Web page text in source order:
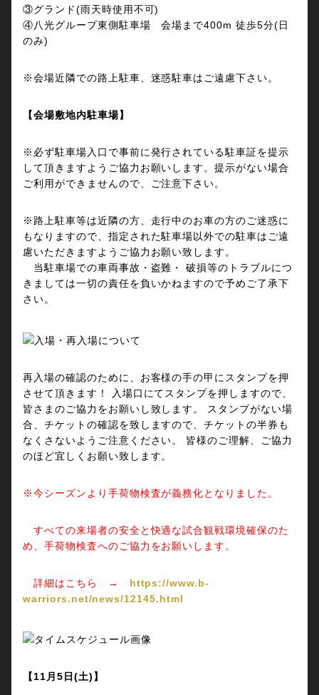
③グランド(雨天時使用不可)
④八光グループ東側駐車場 会場まで400m 徒歩5分(日
のみ)
※会場近隣での路上駐車、迷惑駐車はご遠慮下さい。
【会場敷地内駐車場】
※必ず駐車場入口で事前に発行されている駐車証を提示
して頂きますようご協力お願いします。提示がない場合
ご利用ができませんので、ご注意下さい。
※路上駐車等は近隣の方、走行中のお車の方のご迷惑に
もなりますので、指定された駐車場以外での駐車はご遠
慮いただきますようご協力お願い致します。
当駐車場での車両事故・盗難・ 破損等のトラブルにつ
きましては一切の責任を負いかねますので予めご了承下
さい。
再入場の確認のために、お客様の手の甲にスタンプを押
させて頂きます！ 入場口にてスタンプを押しますので、
皆さまのご協力をお願いし致します。 スタンプがない場
合、チケットの確認を致しますので、チケットの半券も
なくさないようご注意ください。 皆様のご理解、ご協力
のほど宜しくお願い致します。
※今シーズンより手荷物検査が義務化となりました。
すべての来場者の安全と快適な試合観戦環境確保のた
め、手荷物検査へのご協力をお願いします。
詳細はこちら → https://www.b-
warriors.net/news/12145.html
【11月5日(土)】